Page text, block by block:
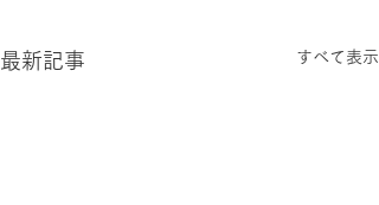
最新記事 すべて表示